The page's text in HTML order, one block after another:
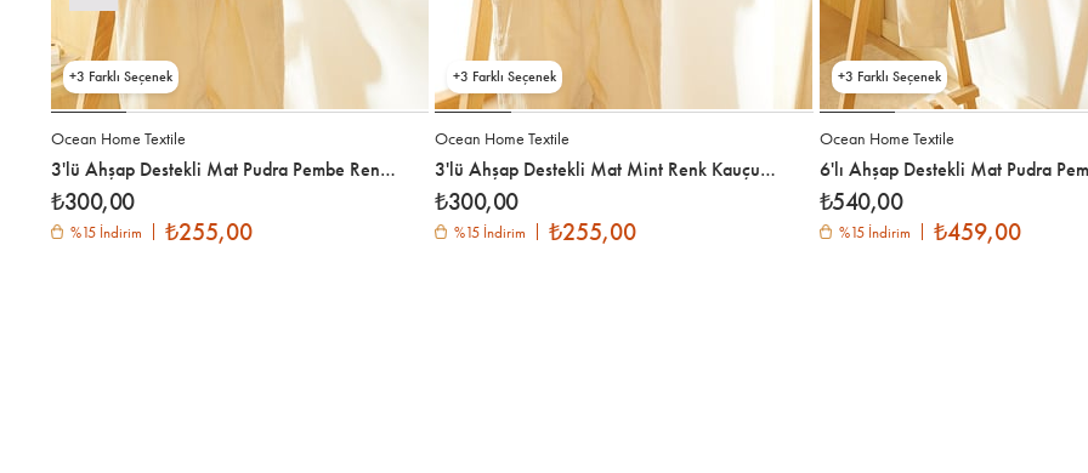
Ocean Home Textile
3'lü Ahşap Destekli Mat Pudra Pembe Renk Kauçuk Kaplamalı Metal Çocuk Giysi Askısı 18 x 32 x 0.3 cm
₺300,00
%15 İndirim ₺255,00
3
Ocean Home Textile
3'lü Ahşap Destekli Mat Mint Renk Kauçuk Kaplamalı Metal Çocuk Giysi Askısı 18 x 32 x 0.3 cm
₺300,00
%15 İndirim ₺255,00
3
Ocean Home Textile
₺540,00
%15 İndirim ₺459,00
3